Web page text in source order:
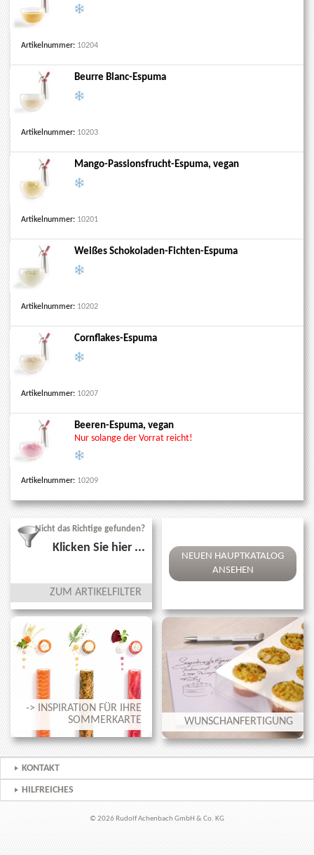
Artikelnummer: 10204
Beurre Blanc-Espuma
Artikelnummer: 10203
Mango-Passionsfrucht-Espuma, vegan
Artikelnummer: 10201
Weißes Schokoladen-Fichten-Espuma
Artikelnummer: 10202
Cornflakes-Espuma
Artikelnummer: 10207
Beeren-Espuma, vegan
Nur solange der Vorrat reicht!
Artikelnummer: 10209
ZUM ARTIKELFILTER
Nicht das Richtige gefunden?
Klicken Sie hier ...
NEUEN HAUPTKATALOG
ANSEHEN
-> INSPIRATION FÜR IHRE
SOMMERKARTE
WUNSCHANFERTIGUNG
KONTAKT
HILFREICHES
© 2026 Rudolf Achenbach GmbH & Co. KG